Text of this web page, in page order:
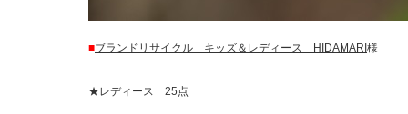
■ブランドリサイクル キッズ＆レディース HIDAMARI 様
★レディース 25点